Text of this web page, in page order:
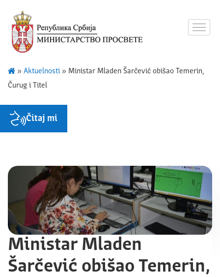
» Aktuelnosti» Ministar Mladen Šarčević obišao Temerin,
Čurug i Titel
Čitaj mi
Ministar Mladen
Šarčević obišao Temerin,